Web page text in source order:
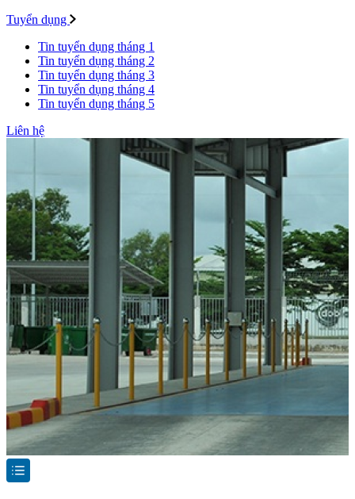
Tuyển dụng
Tin tuyển dụng tháng 1
Tin tuyển dụng tháng 2
Tin tuyển dụng tháng 3
Tin tuyển dụng tháng 4
Tin tuyển dụng tháng 5
Liên hệ